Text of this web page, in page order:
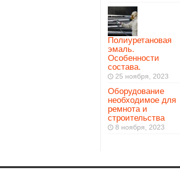
Полиуретановая
эмаль.
Особенности
состава.
25 ноября, 2023
Оборудование
необходимое для
ремнота и
строительства
8 ноября, 2023